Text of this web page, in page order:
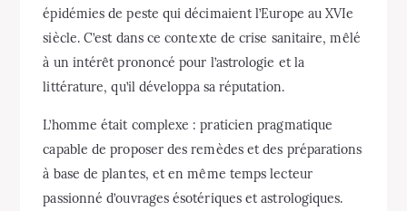
épidémies de peste qui décimaient l’Europe au XVIe
siècle. C’est dans ce contexte de crise sanitaire, mêlé
à un intérêt prononcé pour l’astrologie et la
littérature, qu’il développa sa réputation.
L’homme était complexe : praticien pragmatique
capable de proposer des remèdes et des préparations
à base de plantes, et en même temps lecteur
passionné d’ouvrages ésotériques et astrologiques.